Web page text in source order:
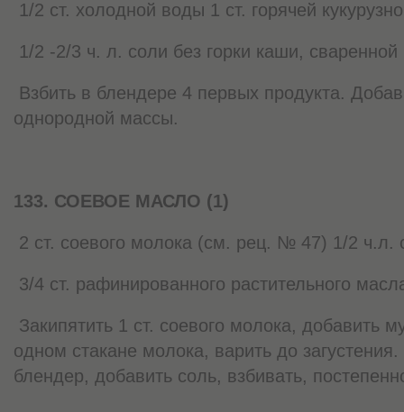
1/2 ст. холодной воды 1 ст. горячей
1/2 -2/3 ч. л. соли без горки каши, сваренной
Взбить в блендере 4 первых продукта.
однородной массы.
133. СОЕВОЕ МАСЛО (1)
2 ст. соевого молока (см. рец. № 47) 1/2 ч.л.
3/4 ст. рафинированного растительного
Закипятить 1 ст. соевого молока, добавить
одном стакане молока, варить до
блендер, добавить соль, взбивать,